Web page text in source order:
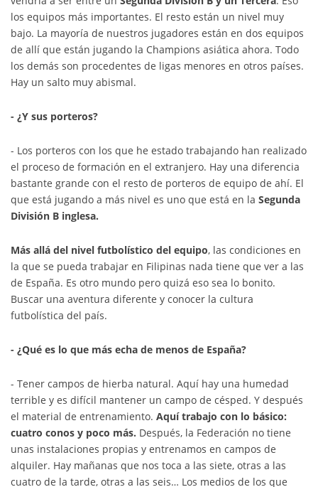
los equipos más importantes. El resto están un nivel muy
bajo. La mayoría de nuestros jugadores están en dos equipos
de allí que están jugando la Champions asiática ahora. Todo
los demás son procedentes de ligas menores en otros países.
Hay un salto muy abismal.
- ¿Y sus porteros?
- Los porteros con los que he estado trabajando han realizado
el proceso de formación en el extranjero. Hay una diferencia
bastante grande con el resto de porteros de equipo de ahí. El
que está jugando a más nivel es uno que está en la Segunda
División B inglesa.
Más allá del nivel futbolístico del equipo, las condiciones en
la que se pueda trabajar en Filipinas nada tiene que ver a las
de España. Es otro mundo pero quizá eso sea lo bonito.
Buscar una aventura diferente y conocer la cultura
futbolística del país.
- ¿Qué es lo que más echa de menos de España?
- Tener campos de hierba natural. Aquí hay una humedad
terrible y es difícil mantener un campo de césped. Y después
el material de entrenamiento. Aquí trabajo con lo básico:
cuatro conos y poco más. Después, la Federación no tiene
unas instalaciones propias y entrenamos en campos de
alquiler. Hay mañanas que nos toca a las siete, otras a las
cuatro de la tarde, otras a las seis… Los medios de los que